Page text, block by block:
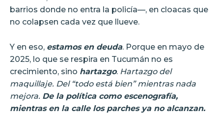
barrios donde no entra la policía—, en cloacas que
no colapsen cada vez que llueve.
Y en eso, estamos en deuda. Porque en mayo de
2025, lo que se respira en Tucumán no es
crecimiento, sino hartazgo. Hartazgo del
maquillaje. Del “todo está bien” mientras nada
mejora. De la política como escenografía,
mientras en la calle los parches ya no alcanzan.